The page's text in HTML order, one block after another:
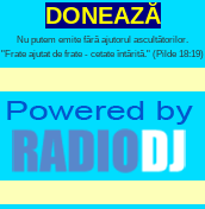
DONEAZĂ
Nu putem emite fără ajutorul ascultătorilor.
"Frate ajutat de frate - cetate întărită." (Pilde 18:19)